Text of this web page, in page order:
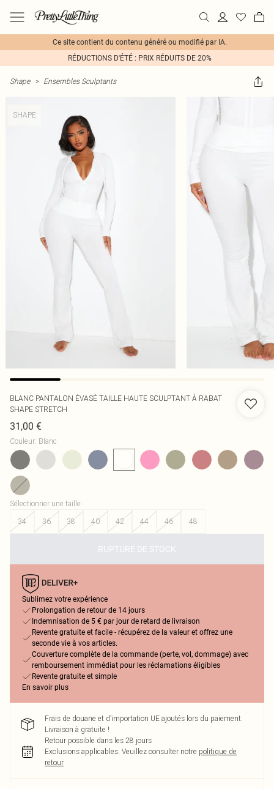
Ce site contient du contenu généré ou modifié par IA.
RÉDUCTIONS D'ÉTÉ : PRIX RÉDUITS DE 20%
Shape > Ensembles Sculptants
SHAPE
BLANC PANTALON ÉVASÉ TAILLE HAUTE SCULPTANT À RABAT
SHAPE STRETCH
31,00 €
Couleur: Blanc
Sélectionner une taille:
34
36 38 40 42 44 46 48
RUPTURE DE STOCK
Sublimez votre expérience
Prolongation de retour de 14 jours
Indemnisation de 5 € par jour de retard de livraison
Revente gratuite et facile - récupérez de la valeur et offrez une
seconde vie à vos articles.
Couverture complète de la commande (perte, vol, dommage) avec
remboursement immédiat pour les réclamations éligibles
Revente gratuite et simple
En savoir plus
Frais de douane et d’importation UE ajoutés lors du paiement.
Livraison à gratuite !
Retour possible dans les 28 jours
Exclusions applicables. Veuillez consulter notre politique de
retour